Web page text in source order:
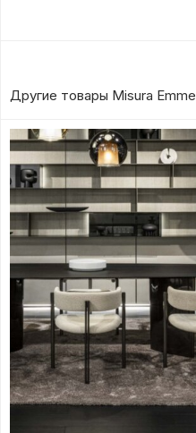
Другие товары Misura Emme